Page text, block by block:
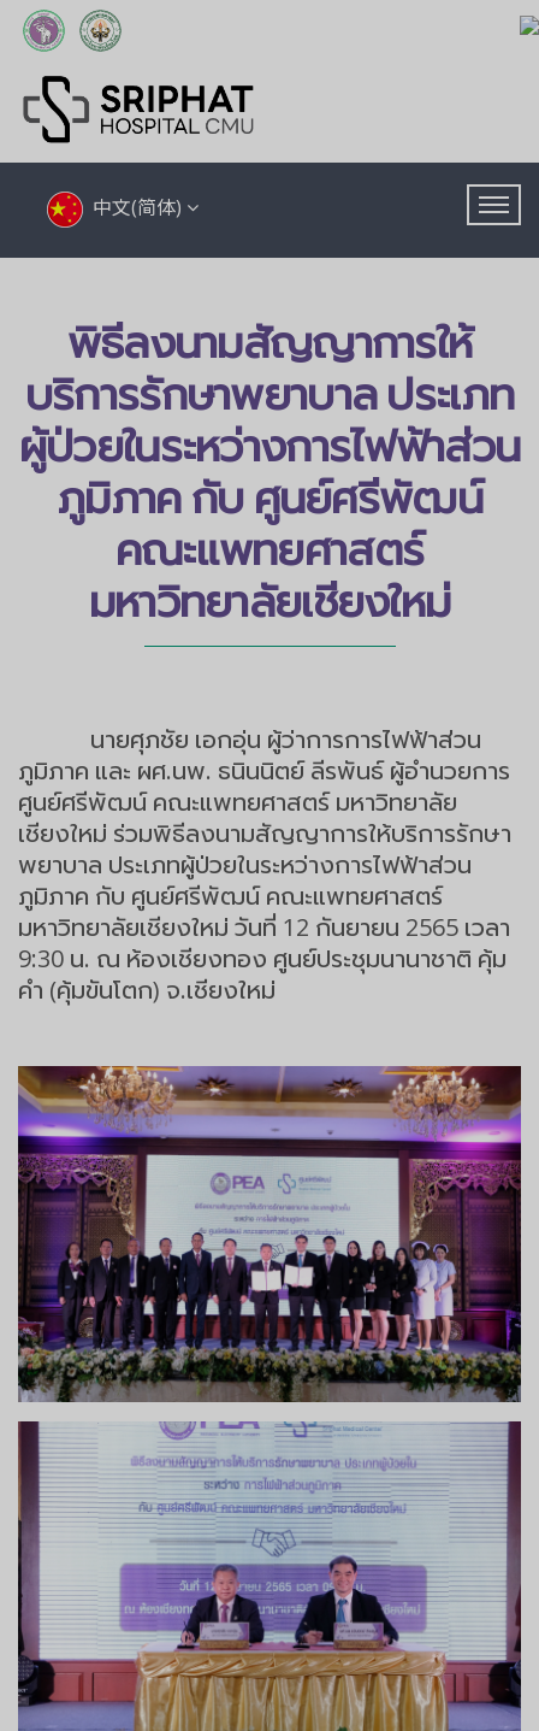
中文(简体)
พิธีลงนามสัญญาการให้
บริการรักษาพยาบาล ประเภท
ผู้ป่วยในระหว่างการไฟฟ้าส่วน
ภูมิภาค กับ ศูนย์ศรีพัฒน์
คณะแพทยศาสตร์
มหาวิทยาลัยเชียงใหม่
นายศุภชัย เอกอุ่น ผู้ว่าการการไฟฟ้าส่วน
ภูมิภาค และ ผศ.นพ. ธนินนิตย์ ลีรพันธ์ ผู้อำนวยการ
ศูนย์ศรีพัฒน์ คณะแพทยศาสตร์ มหาวิทยาลัย
เชียงใหม่ ร่วมพิธีลงนามสัญญาการให้บริการรักษา
พยาบาล ประเภทผู้ป่วยในระหว่างการไฟฟ้าส่วน
ภูมิภาค กับ ศูนย์ศรีพัฒน์ คณะแพทยศาสตร์
มหาวิทยาลัยเชียงใหม่ วันที่ 12 กันยายน 2565 เวลา
9:30 น. ณ ห้องเชียงทอง ศูนย์ประชุมนานาชาติ คุ้ม
คำ (คุ้มขันโตก) จ.เชียงใหม่